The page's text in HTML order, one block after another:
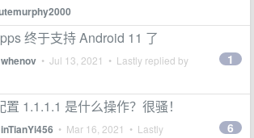
终于支持 Android 11 了
whenov • Jul 13, 2021 • Lastly replied by 1
置 1.1.1.1 是什么操作？很骚！
• Mar 16, 2021 • Lastly
6